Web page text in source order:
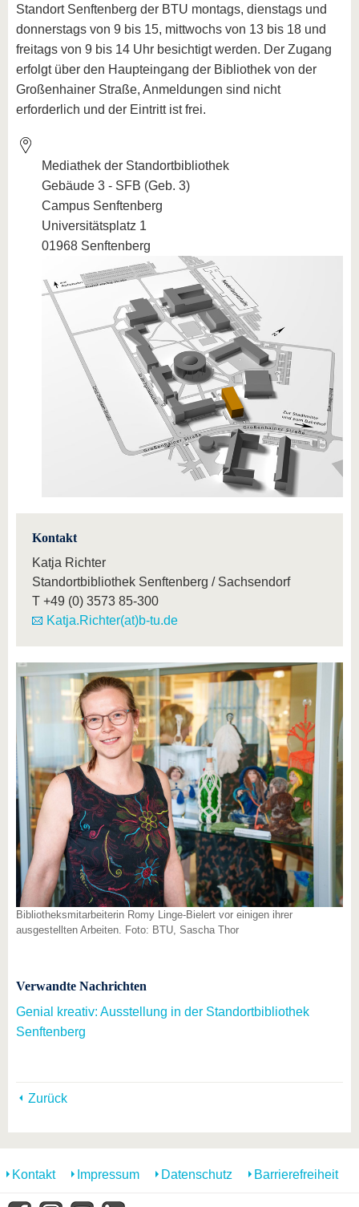
Standort Senftenberg der BTU montags, dienstags und
donnerstags von 9 bis 15, mittwochs von 13 bis 18 und
freitags von 9 bis 14 Uhr besichtigt werden. Der Zugang
erfolgt über den Haupteingang der Bibliothek von der
Großenhainer Straße, Anmeldungen sind nicht
erforderlich und der Eintritt ist frei.
Mediathek der Standortbibliothek
Gebäude 3 - SFB (Geb. 3)
Campus Senftenberg
Universitätsplatz 1
01968 Senftenberg
Kontakt
Katja Richter
Standortbibliothek Senftenberg / Sachsendorf
T +49 (0) 3573 85-300
Katja.Richter(at)b-tu.de
Bibliotheksmitarbeiterin Romy Linge-Bielert vor einigen ihrer
ausgestellten Arbeiten. Foto: BTU, Sascha Thor
Verwandte Nachrichten
Genial kreativ: Ausstellung in der Standortbibliothek
Senftenberg
Zurück
Kontakt Impressum Datenschutz Barrierefreiheit